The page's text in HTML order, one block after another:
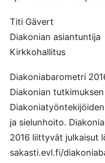
Titi Gävert
Diakonian asiantuntija
Kirkkohallitus
Diakoniabarometri
Diakonian
ja sielunhoito.
2016 liittyvät julkaisut
sakasti.evl.fi/